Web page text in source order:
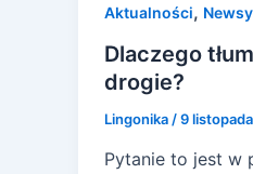
Aktualności, Newsy
Dlaczego
drogie?
Lingonika /9
Pytanie to jest w